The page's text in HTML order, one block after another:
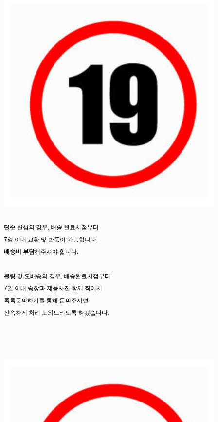
단순 변심의 경우, 배송 완료시점부터
7일 이내 교환 및 반품이 가능합니다.
배송비 부담해주셔야 합니다.
불량 및 오배송의 경우, 배송완료시점부터
7일 이내 송장과 제품사진 함께 찍어서
톡톡문의하기를 통해 문의주시면
신속하게 처리 도와드리도록 하겠습니다.